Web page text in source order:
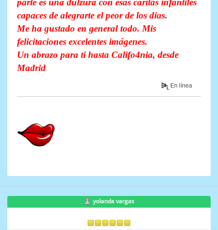
capaces de alegrarte el peor de los dias.
Me ha gustado en general todo. Mis
felicitaciones excelentes imágenes.
Un abrazo para ti hasta Califo4nia, desde
Madrid
En línea
yolanda vargas